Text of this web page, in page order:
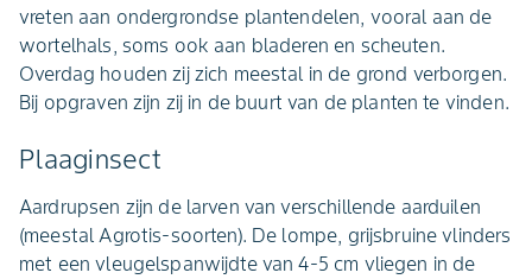
vreten aan ondergrondse plantendelen, vooral aan de
wortelhals, soms ook aan bladeren en scheuten.
Overdag houden zij zich meestal in de grond verborgen.
Bij opgraven zijn zij in de buurt van de planten te vinden.
Plaaginsect
Aardrupsen zijn de larven van verschillende aarduilen
(meestal Agrotis-soorten). De lompe, grijsbruine vlinders
met een vleugelspanwijdte van 4-5 cm vliegen in de